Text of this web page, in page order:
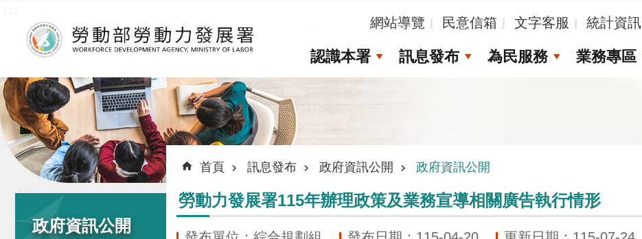
網站導覽 民意信箱 文字客服 統計資訊
認識本署 訊息發布 為民服務 業務專區
:::
政府資訊公開
::: 首頁 訊息發布 政府資訊公開 政府資訊公開
勞動力發展署115年辦理政策及業務宣導相關廣告執行情形